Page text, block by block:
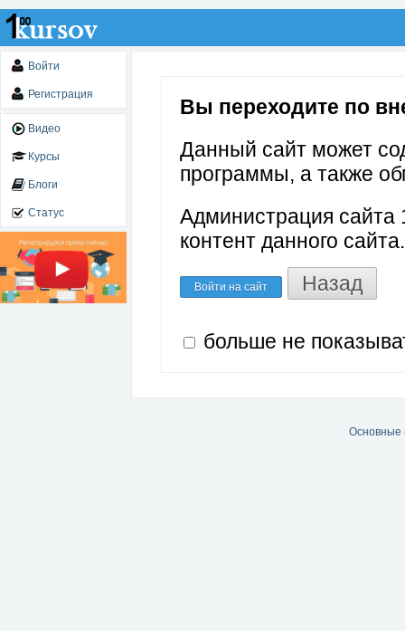
Войти
Регистрация
Видео
Курсы
Блоги
Статус
Вы переходите по
Данный сайт может
программы, а также
Администрация сайта
контент данного сайта.
Войти на сайт Назад
больше не
Основные